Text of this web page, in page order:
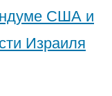
США и
Израиля